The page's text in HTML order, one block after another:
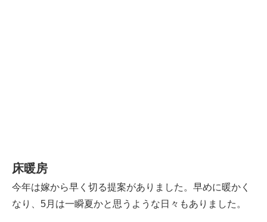
床暖房
今年は嫁から早く切る提案がありました。早めに暖かく
なり、5月は一瞬夏かと思うような日々もありました。